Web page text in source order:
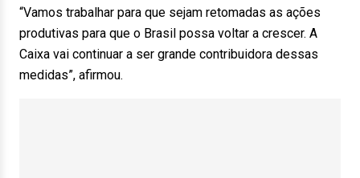
“Vamos trabalhar para que sejam retomadas as ações
produtivas para que o Brasil possa voltar a crescer. A
Caixa vai continuar a ser grande contribuidora dessas
medidas”, afirmou.